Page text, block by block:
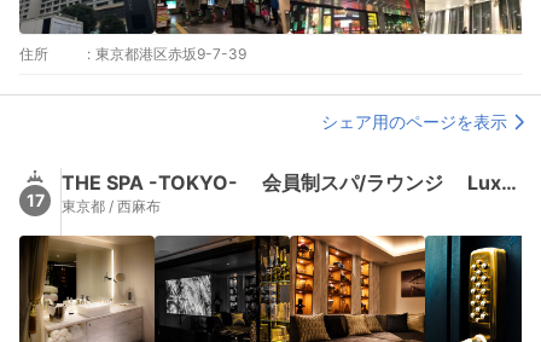
住所 : 東京都港区赤坂9-7-39
シェア用のページを表示
17
THE SPA -TOKYO- 会員制スパ/ラウンジ Luxury Penthouse
東京都 / 西麻布